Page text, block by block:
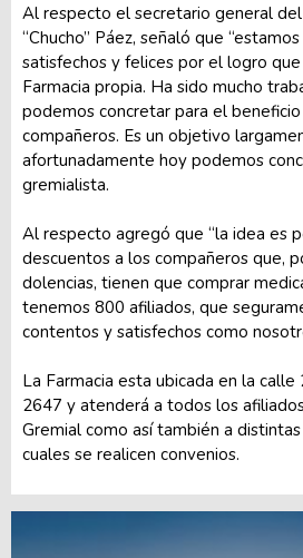
Al respecto el secretario general
“Chucho” Páez, señaló que
satisfechos y felices por el logro
Farmacia propia. Ha sido mucho
podemos concretar para el
compañeros. Es un objetivo
afortunadamente hoy podemos
gremialista.
Al respecto agregó que “la idea es
descuentos a los compañeros que,
dolencias, tienen que comprar
tenemos 800 afiliados, que
contentos y satisfechos como
La Farmacia esta ubicada en la
2647 y atenderá a todos los
Gremial como así también a
cuales se realicen convenios.